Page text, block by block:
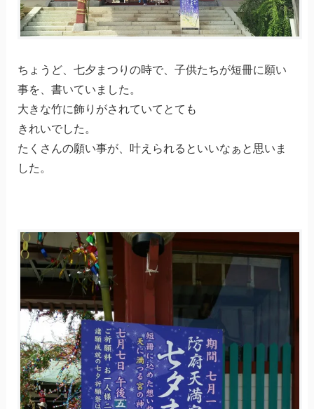
ちょうど、七夕まつりの時で、子供たちが短冊に願い
事を、書いていました。
大きな竹に飾りがされていてとても
きれいでした。
たくさんの願い事が、叶えられるといいなぁと思いま
した。